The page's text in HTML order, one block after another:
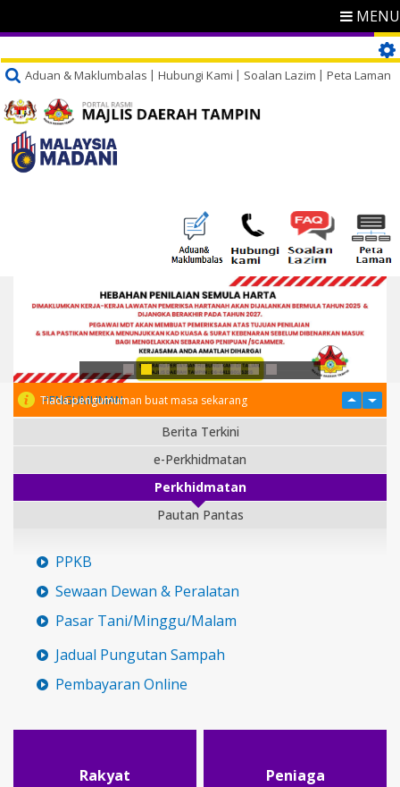
MENU
Aduan & Maklumbalas Hubungi Kami Soalan Lazim Peta Laman
PENGUMUMAN
Tiada pengumuman buat masa sekarang
Berita Terkini
e-Perkhidmatan
Perkhidmatan
Pautan Pantas
PPKB
Sewaan Dewan & Peralatan
Pasar Tani/Minggu/Malam
Jadual Pungutan Sampah
Pembayaran Online
Rakyat Peniaga